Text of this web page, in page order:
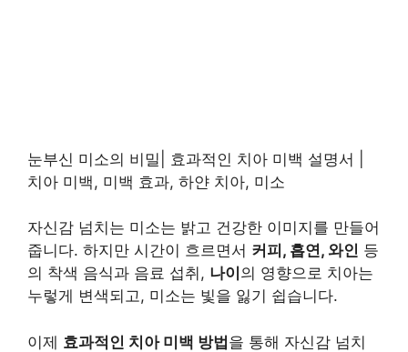
눈부신 미소의 비밀| 효과적인 치아 미백 설명서 |
치아 미백, 미백 효과, 하얀 치아, 미소
자신감 넘치는 미소는 밝고 건강한 이미지를 만들어
줍니다. 하지만 시간이 흐르면서 커피, 흡연, 와인 등
의 착색 음식과 음료 섭취, 나이 의 영향으로 치아는
누렇게 변색되고, 미소는 빛을 잃기 쉽습니다.
이제 효과적인 치아 미백 방법을 통해 자신감 넘치